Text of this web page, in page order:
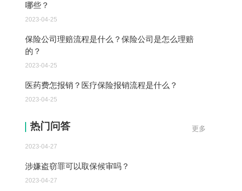
哪些？
2023-04-25
保险公司理赔流程是什么？保险公司是怎么理赔
的？
2023-04-25
医药费怎报销？医疗保险报销流程是什么？
2023-04-25
更多
热门问答
假如有人破坏了我的东西 拒绝我以平等的方式破坏
他的财产 会有什么后果？
2023-04-27
涉嫌盗窃罪可以取保候审吗？
2023-04-27